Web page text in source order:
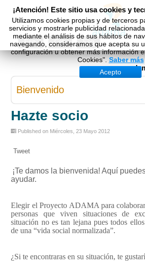
Esp Cat Eng
¡Atención! Este sitio usa cookies y
Utilizamos cookies propias y de terceros
servicios y mostrarle publicidad
mediante el análisis de sus hábitos de
navegando, consideramos que acepta su
configuración u obtener más información
Cookies". Saber más
Acepto
Bienvenido
Hazte socio
Published on Miércoles, 23 Mayo 2012
Tweet
¡Te damos la bienvenida! Aquí
ayudar.
Elegir el Proyecto ADAMA para
personas que viven situaciones de
situación no es tan lejana pues todos
de una “vida social normalizada”.
¿Si te encontraras en su situación, te